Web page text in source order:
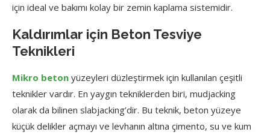
için ideal ve bakımı kolay bir zemin kaplama sistemidir.
Kaldırımlar için Beton Tesviye
Teknikleri
Mikro beton yüzeyleri düzleştirmek için kullanılan çeşitli
teknikler vardır. En yaygın tekniklerden biri, mudjacking
olarak da bilinen slabjacking’dir. Bu teknik, beton yüzeye
küçük delikler açmayı ve levhanın altına çimento, su ve kum